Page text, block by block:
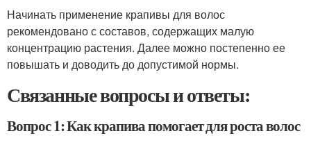
Начинать применение крапивы для волос
рекомендовано с составов, содержащих малую
концентрацию растения. Далее можно постепенно ее
повышать и доводить до допустимой нормы.
Связанные вопросы и ответы:
Вопрос 1: Как крапива помогает для роста волос